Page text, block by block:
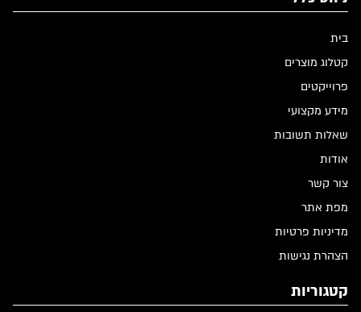
בית
קטלוג מוצרים
פרוייקטים
מידע מקצועי
שאלות תשובות
אודות
צור קשר
מפת אתר
מדיניות פרטיות
הצהרת נגישות
קטגוריות